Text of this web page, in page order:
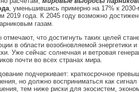
, уменьшившись примерно на 17% к
2019 года. К 2045 году возможно
газам.
отмечают, что достигнуть таких целей
в области возобновляемой энергетики
Уже сейчас солнечная и ветровая
почти во всех странах мира.
подчеркивает: краткосрочное
но должно восприниматься как
тем ниже риски для экосистем,